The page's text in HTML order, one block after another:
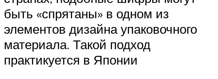
быть «спрятаны» в одном из
элементов дизайна упаковочного
материала. Такой подход
практикуется в Японии